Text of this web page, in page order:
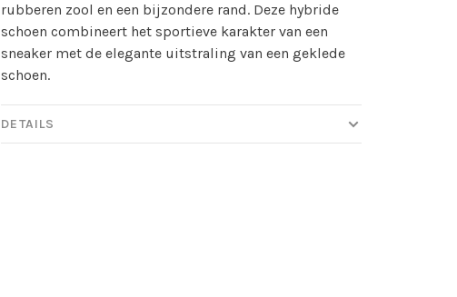
rubberen zool en een bijzondere rand. Deze hybride
schoen combineert het sportieve karakter van een
sneaker met de elegante uitstraling van een geklede
schoen.
DETAILS